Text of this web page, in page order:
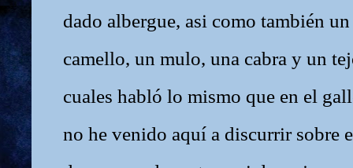
dado albergue, asi como también
camello, un mulo, una cabra y un
cuales habló lo mismo que en el
no he venido aquí a discurrir sobre